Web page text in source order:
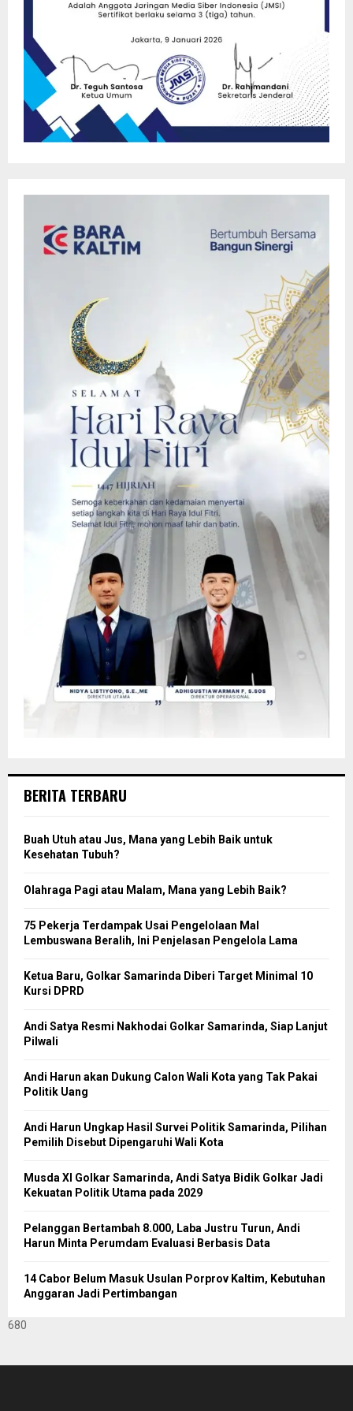
BERITA TERBARU
Buah Utuh atau Jus, Mana yang Lebih Baik untuk
Kesehatan Tubuh?
Olahraga Pagi atau Malam, Mana yang Lebih Baik?
75 Pekerja Terdampak Usai Pengelolaan Mal
Lembuswana Beralih, Ini Penjelasan Pengelola Lama
Ketua Baru, Golkar Samarinda Diberi Target Minimal 10
Kursi DPRD
Andi Satya Resmi Nakhodai Golkar Samarinda, Siap Lanjut
Pilwali
Andi Harun akan Dukung Calon Wali Kota yang Tak Pakai
Politik Uang
Andi Harun Ungkap Hasil Survei Politik Samarinda, Pilihan
Pemilih Disebut Dipengaruhi Wali Kota
Musda XI Golkar Samarinda, Andi Satya Bidik Golkar Jadi
Kekuatan Politik Utama pada 2029
Pelanggan Bertambah 8.000, Laba Justru Turun, Andi
Harun Minta Perumdam Evaluasi Berbasis Data
14 Cabor Belum Masuk Usulan Porprov Kaltim, Kebutuhan
Anggaran Jadi Pertimbangan
680